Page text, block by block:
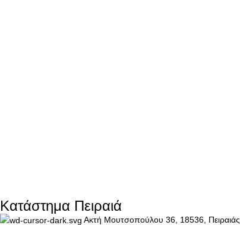
Κατάστημα Πειραιά
Ακτή Μουτσοπούλου 36, 18536, Πειραιάς